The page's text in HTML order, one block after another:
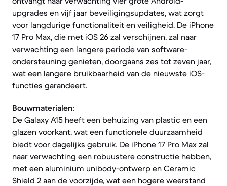
upgrades en vijf jaar beveiligingsupdates, wat zorgt
voor langdurige functionaliteit en veiligheid. De iPhone
17 Pro Max, die met iOS 26 zal verschijnen, zal naar
verwachting een langere periode van software-
ondersteuning genieten, doorgaans zes tot zeven jaar,
wat een langere bruikbaarheid van de nieuwste iOS-
functies garandeert.
Bouwmaterialen:
De Galaxy A15 heeft een behuizing van plastic en een
glazen voorkant, wat een functionele duurzaamheid
biedt voor dagelijks gebruik. De iPhone 17 Pro Max zal
naar verwachting een robuustere constructie hebben,
met een aluminium unibody-ontwerp en Ceramic
Shield 2 aan de voorzijde, wat een hogere weerstand